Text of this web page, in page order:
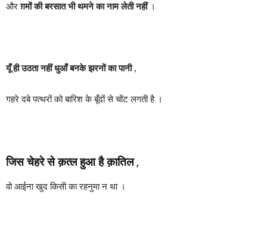
औरग़मों की बरसात भी थमने का नाम लेती नहीं।
यूँ ही उठता नहीं धुआँ बनके झरनों का पानी,
गहरे दबे पत्थरों को बारिश के बूँदों से चोंट लगती है ।
जिस चेहरे से क़त्ल हुआ है क़ातिल,
वो आईना खुद किसी का रहनुमा न था ।